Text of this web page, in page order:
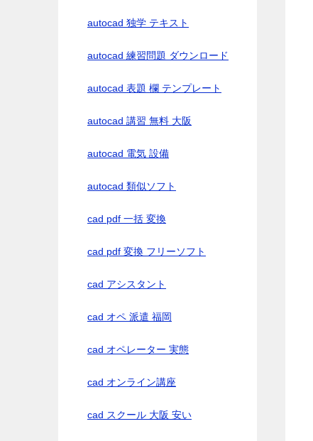
autocad 独学 テキスト
autocad 練習問題 ダウンロード
autocad 表題 欄 テンプレート
autocad 講習 無料 大阪
autocad 電気 設備
autocad 類似ソフト
cad pdf 一括 変換
cad pdf 変換 フリーソフト
cad アシスタント
cad オペ 派遣 福岡
cad オペレーター 実態
cad オンライン講座
cad スクール 大阪 安い